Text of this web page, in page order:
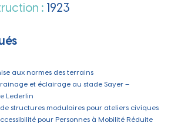
: 1923
aux normes des terrains
et éclairage au stade Sayer –
Lederlin
structures modulaires pour ateliers civiques
pour Personnes à Mobilité Réduite